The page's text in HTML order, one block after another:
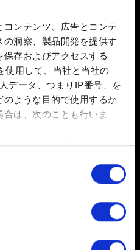
ンテンツ、広告とコンテ
洞察、製品開発を提供す
存およびアクセスする
使用して、当社と当社の
データ、つまりIP番号、を
ような目的で使用するか
合は、次のことも行いま
の地理的な位置情報を収集
ープリント）を積極的にス
の処理方法と設定を行って
らいつでも同意を変更また